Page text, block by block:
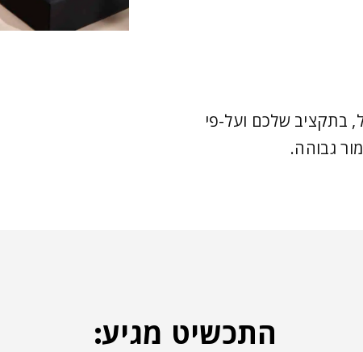
בתקציב שלכם ועל-פי
גבוהה.
התכשיט מגיע: